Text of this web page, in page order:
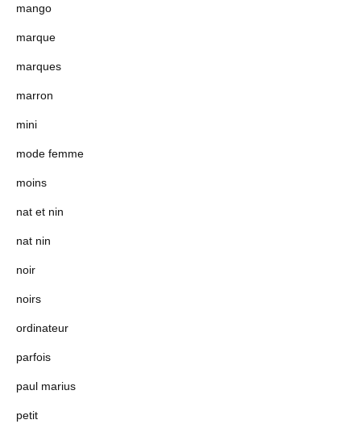
mango
marque
marques
marron
mini
mode femme
moins
nat et nin
nat nin
noir
noirs
ordinateur
parfois
paul marius
petit